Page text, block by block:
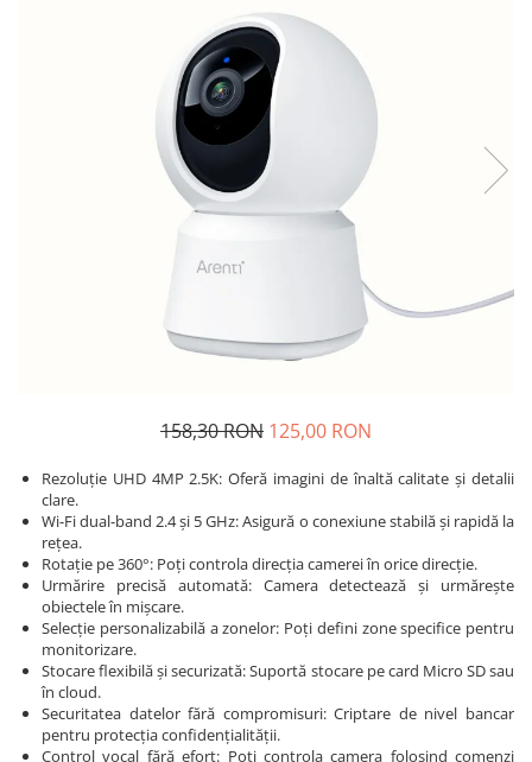
158,30 RON 125,00 RON
Rezoluție UHD 4MP 2.5K: Oferă imagini de înaltă calitate și detalii
clare.
Wi-Fi dual-band 2.4 și 5 GHz: Asigură o conexiune stabilă și rapidă la
rețea.
Rotație pe 360°: Poți controla direcția camerei în orice direcție.
Urmărire precisă automată: Camera detectează și urmărește
obiectele în mișcare.
Selecție personalizabilă a zonelor: Poți defini zone specifice pentru
monitorizare.
Stocare flexibilă și securizată: Suportă stocare pe card Micro SD sau
în cloud.
Securitatea datelor fără compromisuri: Criptare de nivel bancar
pentru protecția confidențialității.
Control vocal fără efort: Poți controla camera folosind comenzi